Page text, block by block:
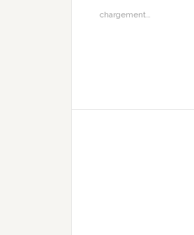
chargement…